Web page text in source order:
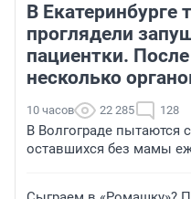
В Екатеринбурге
проглядели
пациентки.
несколько
10 часов 22 285 128
В Волгограде пытаются
оставшихся без мамы